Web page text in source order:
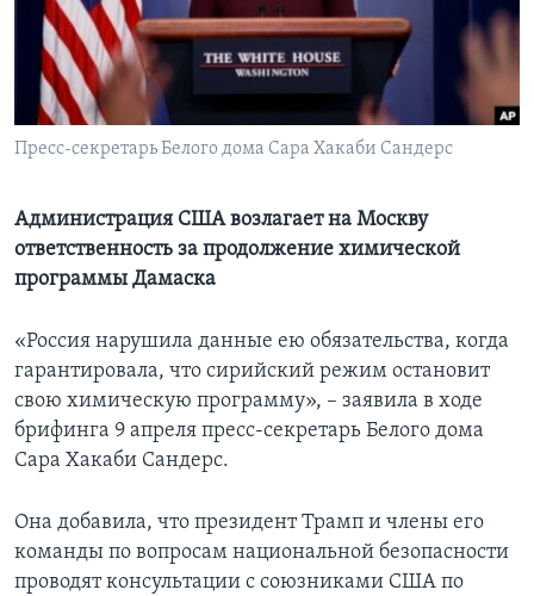
Learning English
СОЦИАЛЬНЫЕ СЕТИ
Языки
Пресс-секретарь Белого дома Сара Хакаби Сандерс
Администрация США возлагает на Москву
ответственность за продолжение химической
программы Дамаска
«Россия нарушила данные ею обязательства, когда
гарантировала, что сирийский режим остановит
свою химическую программу», – заявила в ходе
брифинга 9 апреля пресс-секретарь Белого дома
Сара Хакаби Сандерс.
Она добавила, что президент Трамп и члены его
команды по вопросам национальной безопасности
проводят консультации с союзниками США по